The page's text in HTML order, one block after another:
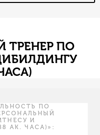
ТРЕНЕР ПО
ПО
И
АК. ЧАСА)»: